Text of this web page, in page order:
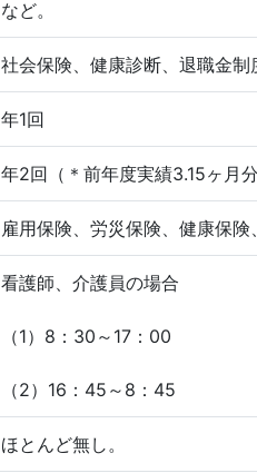
など。
社会保険、健康診断、退職金制
年1回
年2回（＊前年度実績3.15ヶ月
雇用保険、労災保険、健康保険
看護師、介護員の場合
（1）8：30～17：00
（2）16：45～8：45
ほとんど無し。